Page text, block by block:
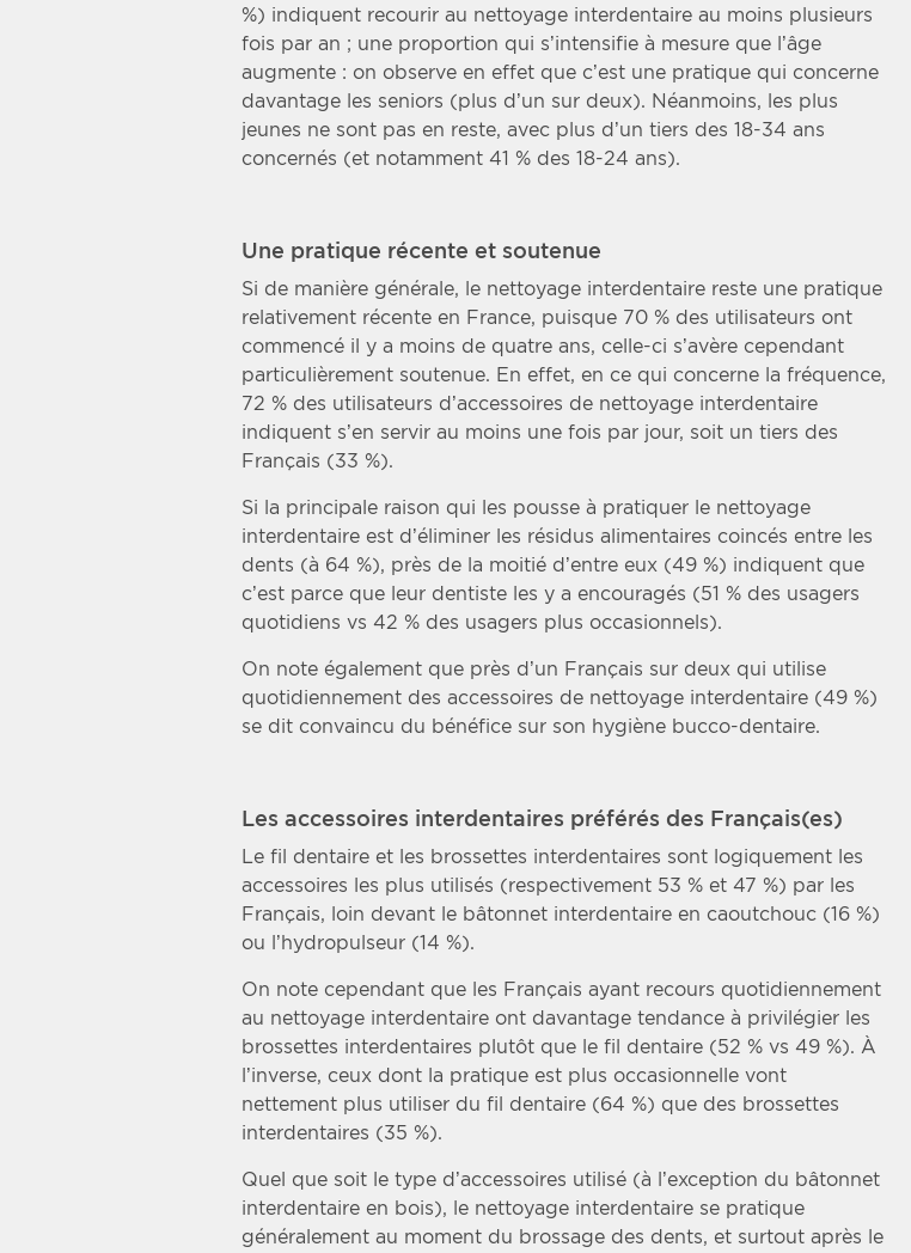
%) indiquent recourir au nettoyage interdentaire au moins plusieurs
fois par an ; une proportion qui s’intensifie à mesure que l’âge
augmente : on observe en effet que c’est une pratique qui concerne
davantage les seniors (plus d’un sur deux). Néanmoins, les plus
jeunes ne sont pas en reste, avec plus d’un tiers des 18-34 ans
concernés (et notamment 41 % des 18-24 ans).
Une pratique récente et soutenue
Si de manière générale, le nettoyage interdentaire reste une pratique
relativement récente en France, puisque 70 % des utilisateurs ont
commencé il y a moins de quatre ans, celle-ci s’avère cependant
particulièrement soutenue. En effet, en ce qui concerne la fréquence,
72 % des utilisateurs d’accessoires de nettoyage interdentaire
indiquent s’en servir au moins une fois par jour, soit un tiers des
Français (33 %).
Si la principale raison qui les pousse à pratiquer le nettoyage
interdentaire est d’éliminer les résidus alimentaires coincés entre les
dents (à 64 %), près de la moitié d’entre eux (49 %) indiquent que
c’est parce que leur dentiste les y a encouragés (51 % des usagers
quotidiens vs 42 % des usagers plus occasionnels).
On note également que près d’un Français sur deux qui utilise
quotidiennement des accessoires de nettoyage interdentaire (49 %)
se dit convaincu du bénéfice sur son hygiène bucco-dentaire.
Les accessoires interdentaires préférés des Français(es)
Le fil dentaire et les brossettes interdentaires sont logiquement les
accessoires les plus utilisés (respectivement 53 % et 47 %) par les
Français, loin devant le bâtonnet interdentaire en caoutchouc (16 %)
ou l’hydropulseur (14 %).
On note cependant que les Français ayant recours quotidiennement
au nettoyage interdentaire ont davantage tendance à privilégier les
brossettes interdentaires plutôt que le fil dentaire (52 % vs 49 %). À
l’inverse, ceux dont la pratique est plus occasionnelle vont
nettement plus utiliser du fil dentaire (64 %) que des brossettes
interdentaires (35 %).
Quel que soit le type d’accessoires utilisé (à l’exception du bâtonnet
interdentaire en bois), le nettoyage interdentaire se pratique
généralement au moment du brossage des dents, et surtout après le